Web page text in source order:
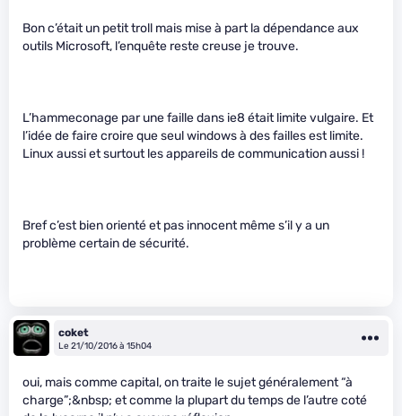
Bon c’était un petit troll mais mise à part la dépendance aux
outils Microsoft, l’enquête reste creuse je trouve.
L’hammeconage par une faille dans ie8 était limite vulgaire. Et
l’idée de faire croire que seul windows à des failles est limite.
Linux aussi et surtout les appareils de communication aussi !
Bref c’est bien orienté et pas innocent même s’il y a un
problème certain de sécurité.
coket
Le 21/10/2016 à 15h04
oui, mais comme capital, on traite le sujet généralement “à
charge”;&nbsp; et comme la plupart du temps de l’autre coté